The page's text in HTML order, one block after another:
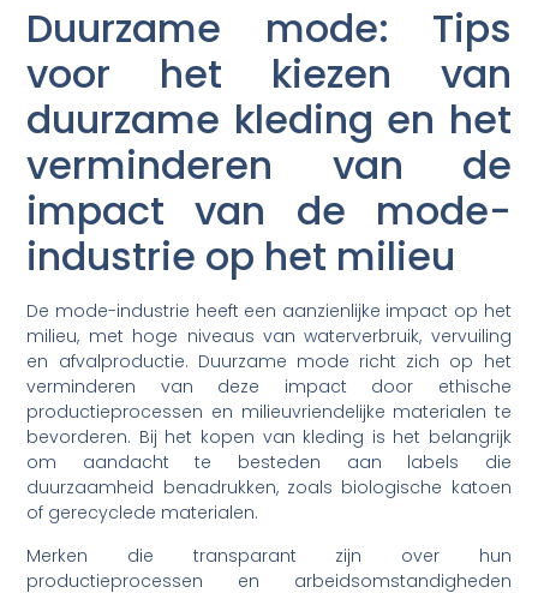
Duurzame mode: Tips
voor het kiezen van
duurzame kleding en het
verminderen van de
impact van de mode-
industrie op het milieu
De mode-industrie heeft een aanzienlijke impact op het
milieu, met hoge niveaus van waterverbruik, vervuiling
en afvalproductie. Duurzame mode richt zich op het
verminderen van deze impact door ethische
productieprocessen en milieuvriendelijke materialen te
bevorderen. Bij het kopen van kleding is het belangrijk
om aandacht te besteden aan labels die
duurzaamheid benadrukken, zoals biologische katoen
of gerecyclede materialen.
Merken die transparant zijn over hun
productieprocessen en arbeidsomstandigheden